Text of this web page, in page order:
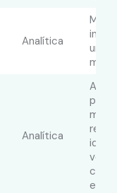
Analítica
un
Analítica